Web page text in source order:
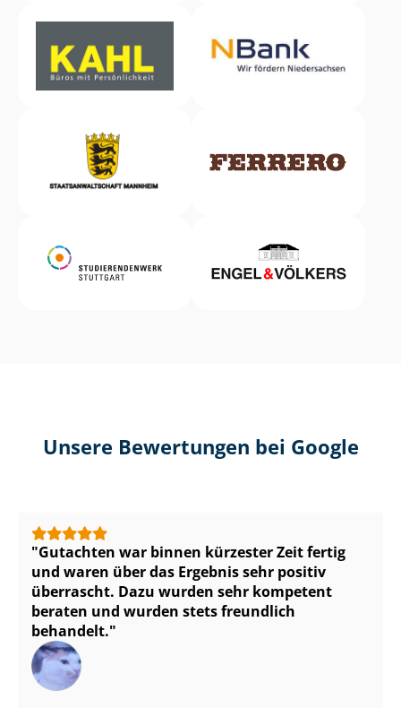
Unsere Bewertungen bei Google
Gutachten war binnen kürzester Zeit fertig
und waren über das Ergebnis sehr positiv
überrascht. Dazu wurden sehr kompetent
beraten und wurden stets freundlich
behandelt.